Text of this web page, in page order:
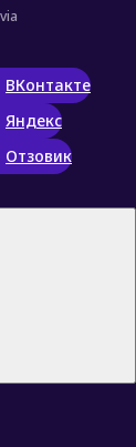
ВКонтакте
Яндекс
Отзовик